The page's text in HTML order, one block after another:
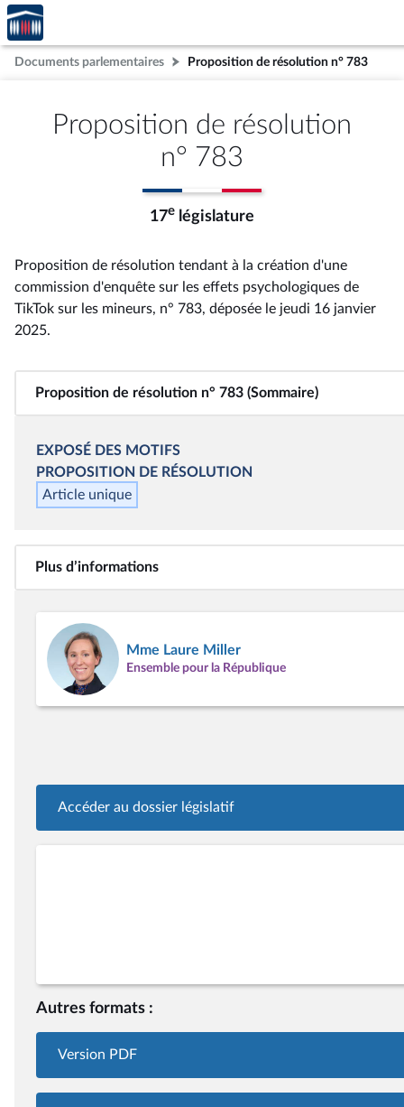
Aller au contenu
Aller en bas de la page
Accèder
à la
page
d'accueil
Documents parlementaires Proposition de résolution n° 783
Proposition de résolution
n° 783
17e législature
Proposition de résolution tendant à la création d'une
commission d'enquête sur les effets psychologiques de
TikTok sur les mineurs, n° 783, déposée le jeudi 16 janvier
2025.
Proposition de résolution n° 783 (Sommaire)
EXPOSÉ DES MOTIFS
PROPOSITION DE RÉSOLUTION
Article unique
Plus d’informations
Mme Laure Miller
Ensemble pour la République
Accéder au dossier législatif
Autres formats :
Version PDF